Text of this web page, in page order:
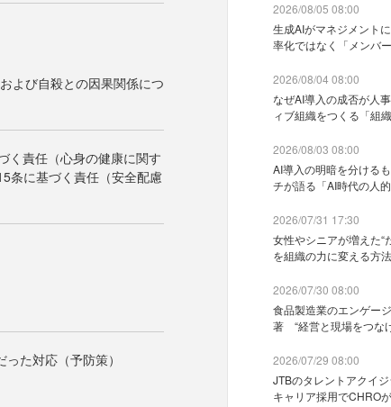
よび自殺との因果関係につ
く責任（心身の健康に関す
条に基づく責任（安全配慮
た対応（予防策）
2026/08/05 08:00
生成AIがマネジメント
率化ではなく「メンバ
2026/08/04 08:00
なぜAI導入の成否が人
ィブ組織をつくる「組
2026/08/03 08:00
AI導入の明暗を分ける
チが語る「AI時代の人
2026/07/31 17:30
女性やシニアが増えた“
を組織の力に変える方
2026/07/30 08:00
食品製造業のエンゲー
著 “経営と現場をつな
2026/07/29 08:00
JTBのタレントアクイ
キャリア採用でCHRO